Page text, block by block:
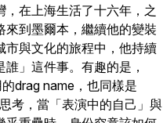
，在上海生活了十六年，之
來到墨爾本，繼續他的變裝
市與文化的旅程中，他持續
」這件事。有趣的是，
drag name，也同樣是
考，當「表演中的自己」與